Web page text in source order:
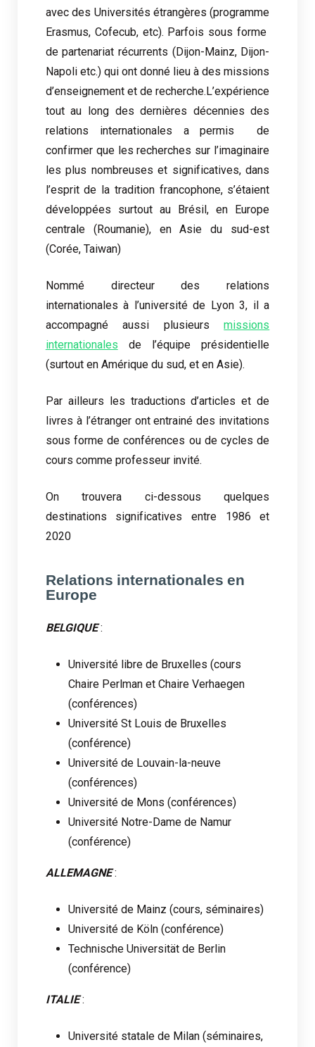
avec des Universités étrangères (programme
Erasmus, Cofecub, etc). Parfois sous forme
de partenariat récurrents (Dijon-Mainz, Dijon-
Napoli etc.) qui ont donné lieu à des missions
d’enseignement et de recherche.L’expérience
tout au long des dernières décennies des
relations internationales a permis de
confirmer que les recherches sur l’imaginaire
les plus nombreuses et significatives, dans
l’esprit de la tradition francophone, s’étaient
développées surtout au Brésil, en Europe
centrale (Roumanie), en Asie du sud-est
(Corée, Taiwan)
Nommé directeur des relations
internationales à l’université de Lyon 3, il a
accompagné aussi plusieursmissions
internationales de l’équipe présidentielle
(surtout en Amérique du sud, et en Asie).
Par ailleurs les traductions d’articles et de
livres à l’étranger ont entrainé des invitations
sous forme de conférences ou de cycles de
cours comme professeur invité.
On trouvera ci-dessous quelques
destinations significatives entre 1986 et
2020
Relations internationales en
Europe
BELGIQUE:
Université libre de Bruxelles (cours
Chaire Perlman et Chaire Verhaegen
(conférences)
Université St Louis de Bruxelles
(conférence)
Université de Louvain-la-neuve
(conférences)
Université de Mons (conférences)
Université Notre-Dame de Namur
(conférence)
ALLEMAGNE:
Université de Mainz (cours, séminaires)
Université de Köln (conférence)
Technische Universität de Berlin
(conférence)
ITALIE:
Université statale de Milan (séminaires,